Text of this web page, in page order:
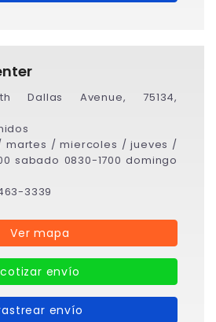
Dallas Avenue, 75134,
martes / miercoles / jueves /
sabado 0830-1700 domingo
3339
Ver mapa
cotizar envío
envío